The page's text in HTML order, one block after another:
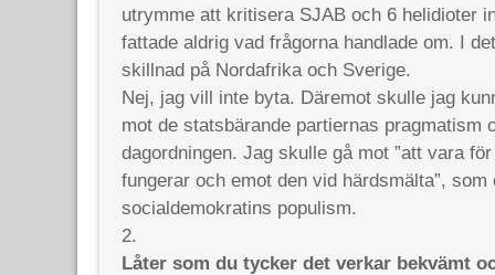
utrymme att kritisera SJAB och 6 helidioter
fattade aldrig vad frågorna handlade om. I
skillnad på Nordafrika och Sverige.
Nej, jag vill inte byta. Däremot skulle jag
mot de statsbärande partiernas pragmatism
dagordningen. Jag skulle gå mot ”att vara
fungerar och emot den vid härdsmälta”, som
socialdemokratins populism.
2.
Låter som du tycker det verkar bekvämt